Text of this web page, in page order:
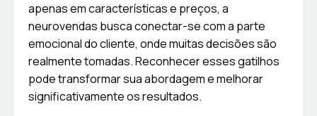
apenas em características e preços, a
neurovendas busca conectar-se com a parte
emocional do cliente, onde muitas decisões são
realmente tomadas. Reconhecer esses gatilhos
pode transformar sua abordagem e melhorar
significativamente os resultados.